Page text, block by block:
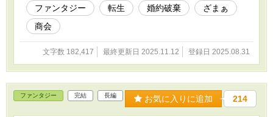
く。 さらに隣国の完璧王子から熱烈な求婚を受
け、愛も手に入れるマリエール。 一方で、税収
う？」 これは、追放令嬢が“経営知識”で国を動
かし、 ざまぁと恋と繁栄を手に入れる逆転サク
セスストーリー！ ※表紙のイラストは画像生成
AIによって作られたものです。
ファンタジー 転生 婚約破棄
ざまぁ
商会
文字数 182,417 最終更新日 2025.11.12 登録日 2025.08.31
ファンタジー 完結 長編 お気に入りに追加 214